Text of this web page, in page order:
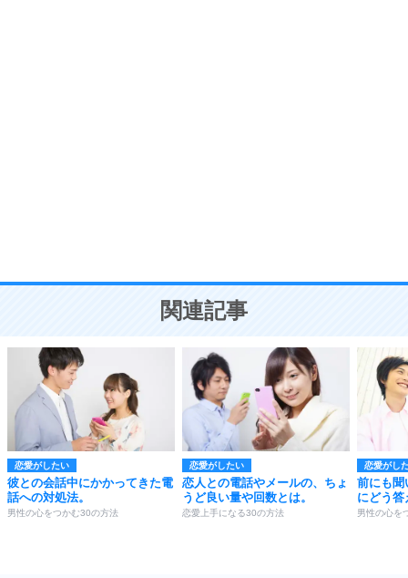
ことが大切。
関連記事
恋愛がしたい
彼との会話中にかかってきた電
話への対処法。
男性の心をつかむ30の方法
恋愛がしたい
恋人との電話やメールの、ちょ
うど良い量や回数とは。
恋愛上手になる30の方法
恋愛がし
前にも聞
にどう答
男性の心を